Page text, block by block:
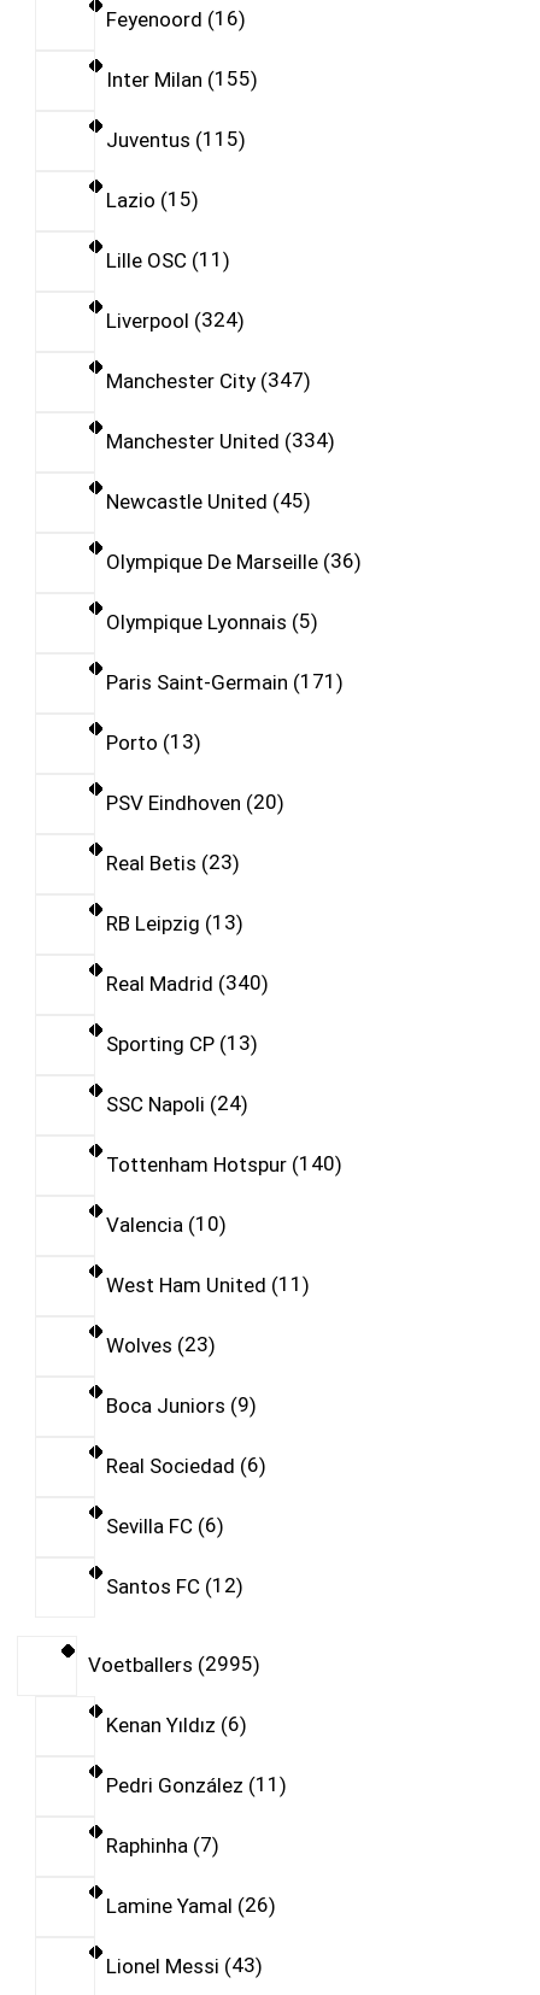
Feyenoord 16
Inter Milan 155
Juventus 115
Lazio 15
Lille OSC 11
Liverpool 324
Manchester City 347
Manchester United 334
Newcastle United 45
Olympique De Marseille 36
Olympique Lyonnais 5
Paris Saint-Germain 171
Porto 13
PSV Eindhoven 20
Real Betis 23
RB Leipzig 13
Real Madrid 340
Sporting CP 13
SSC Napoli 24
Tottenham Hotspur 140
Valencia 10
West Ham United 11
Wolves 23
Boca Juniors 9
Real Sociedad 6
Sevilla FC 6
Santos FC 12
Voetballers 2995
Kenan Yıldız 6
Pedri González 11
Raphinha 7
Lamine Yamal 26
Lionel Messi 43